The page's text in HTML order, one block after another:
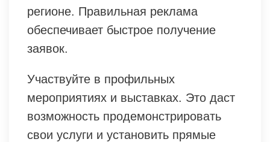
регионе. Правильная реклама
обеспечивает быстрое получение
заявок.
Участвуйте в профильных
мероприятиях и выставках. Это даст
возможность продемонстрировать
свои услуги и установить прямые